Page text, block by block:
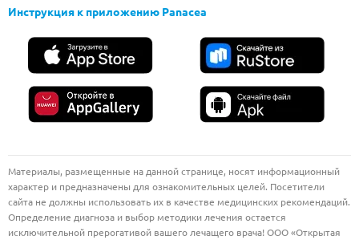
Инструкция к приложению Panacea
Материалы, размещенные на данной странице, носят информационный
характер и предназначены для ознакомительных целей. Посетители
сайта не должны использовать их в качестве медицинских рекомендаций.
Определение диагноза и выбор методики лечения остается
исключительной прерогативой вашего лечащего врача! ООО «Открытая